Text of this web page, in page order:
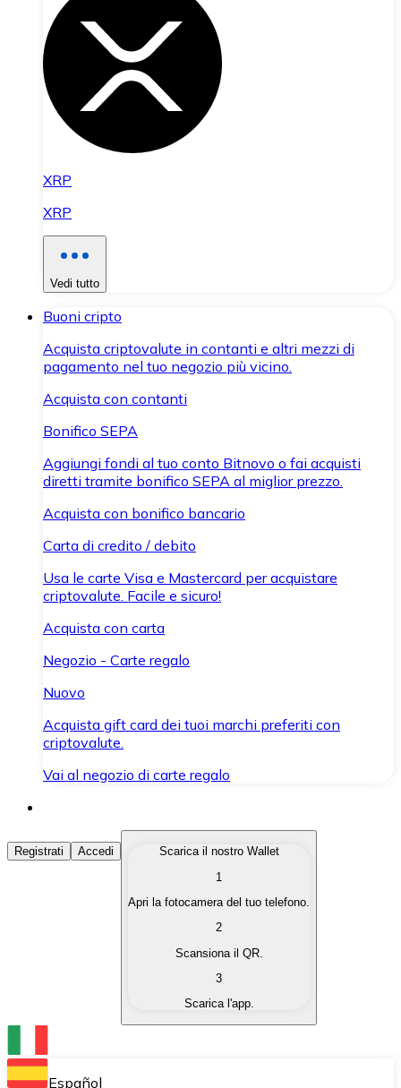
XRP
XRP
Vedi tutto
Buoni cripto
Acquista criptovalute in contanti e altri mezzi di
pagamento nel tuo negozio più vicino.
Acquista con contanti
Bonifico SEPA
Aggiungi fondi al tuo conto Bitnovo o fai acquisti
diretti tramite bonifico SEPA al miglior prezzo.
Acquista con bonifico bancario
Carta di credito / debito
Usa le carte Visa e Mastercard per acquistare
criptovalute. Facile e sicuro!
Acquista con carta
Negozio - Carte regalo
Nuovo
Acquista gift card dei tuoi marchi preferiti con
criptovalute.
Vai al negozio di carte regalo
Acquista Criptovalute
Acquista le criptovalute che ti interessano in modo
Converti le tue criptovalute in valuta fiat quando ne
Scambia una criptovaluta con un'altra
Conserva le tue cripto in un Wallet self-custodial.
Registrati Accedi
Scarica il nostro Wallet
1
Apri la fotocamera del tuo telefono.
2
Scansiona il QR.
3
Scarica l'app.
Español